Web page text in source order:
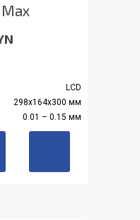
LCD
298x164x300 мм
0.01 – 0.15 мм